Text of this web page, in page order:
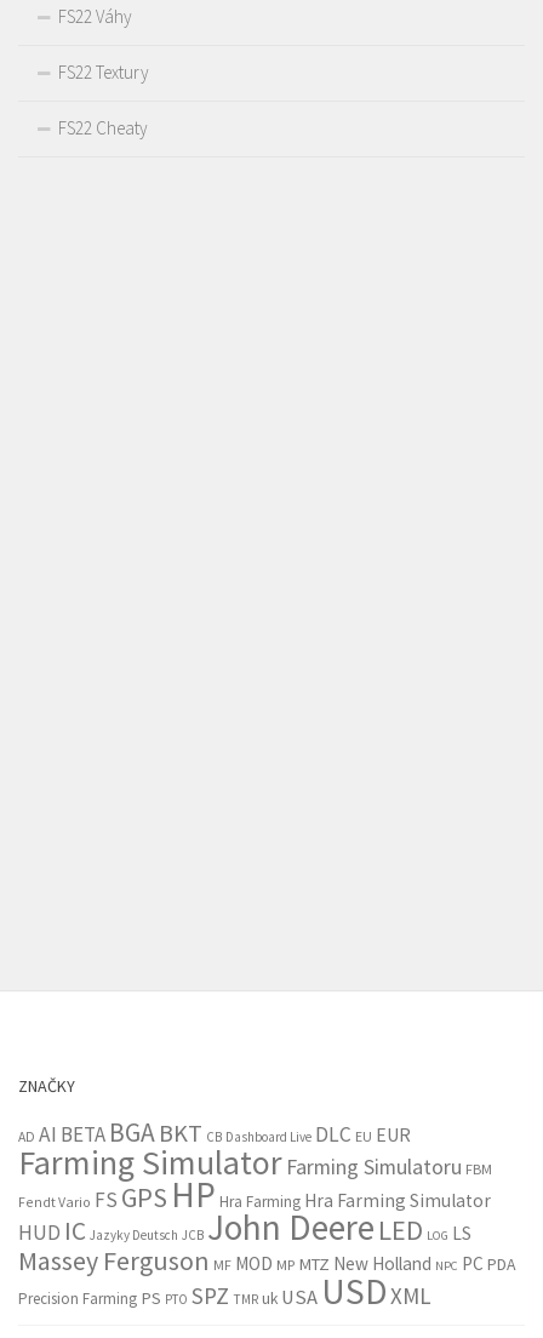
FS22 Váhy
FS22 Textury
FS22 Cheaty
ZNAČKY
AD AI BETA BGABKT CB Dashboard Live DLC EU EUR
Farming Simulator Farming Simulatoru FBM
Fendt Vario FS GPS HP Hra Farming Hra Farming Simulator
HUD IC Jazyky Deutsch JCB John Deere LED LOG LS
Massey Ferguson MF MOD MP MTZ New Holland NPC PC PDA
Precision Farming PS PTO SPZ TMR uk USA USDXML